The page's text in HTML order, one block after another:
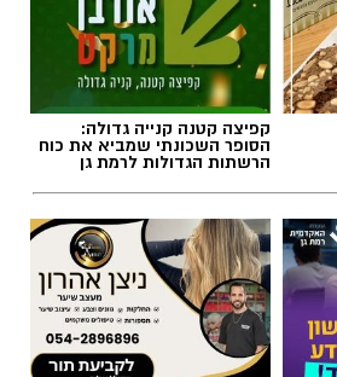
קפיצה קטנה קנייה גדולה:
הסופר השכונתי שמביא את כוח
הרשתות הגדולות לרמת גן